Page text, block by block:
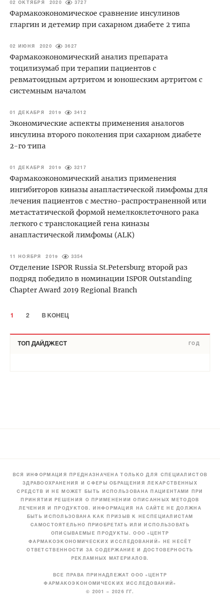
02 ОКТЯБРЯ 2020 3727
Фармакоэкономическое сравнение инсулинов
гларгин и детемир при сахарном диабете 2 типа
02 ИЮНЯ 2020 3627
Фармакоэкономический анализ препарата
тоцилизумаб при терапии пациентов с
ревматоидным артритом и юношеским артритом с
системным началом
01 ДЕКАБРЯ 2019 3412
Экономические аспекты применения аналогов
инсулина второго поколения при сахарном диабете
2-го типа
01 ДЕКАБРЯ 2019 3217
Фармакоэкономический анализ применения
ингибиторов киназы анапластической лимфомы для
лечения пациентов с местно-распространенной или
метастатической формой немелкоклеточного рака
легкого с транслокацией гена киназы
анапластической лимфомы (ALK)
11 НОЯБРЯ 2019 3354
Отделение ISPOR Russia St.Petersburg второй раз
подряд победило в номинации ISPOR Outstanding
Chapter Award 2019 Regional Branch
1 2 В КОНЕЦ
ТОП ДАЙДЖЕСТ ГОД
ВСЯ ИНФОРМАЦИЯ ПРЕДНАЗНАЧЕНА ТОЛЬКО ДЛЯ СПЕЦИАЛИСТОВ
ЗДРАВООХРАНЕНИЯ И СФЕРЫ ОБРАЩЕНИЯ ЛЕКАРСТВЕННЫХ
СРЕДСТВ И НЕ МОЖЕТ БЫТЬ ИСПОЛЬЗОВАНА ПАЦИЕНТАМИ ПРИ
ПРИНЯТИИ РЕШЕНИЯ О ПРИМЕНЕНИИ ОПИСАННЫХ МЕТОДОВ
ЛЕЧЕНИЯ И ПРОДУКТОВ. ИНФОРМАЦИЯ НА САЙТЕ НЕ ДОЛЖНА
БЫТЬ ИСПОЛЬЗОВАНА КАК ПРИЗЫВ К НЕСПЕЦИАЛИСТАМ
САМОСТОЯТЕЛЬНО ПРИОБРЕТАТЬ ИЛИ ИСПОЛЬЗОВАТЬ
ОПИСЫВАЕМЫЕ ПРОДУКТЫ. ООО «ЦЕНТР
ФАРМАКОЭКОНОМИЧЕСКИХ ИССЛЕДОВАНИЙ» НЕ НЕСЁТ
ОТВЕТСТВЕННОСТИ ЗА СОДЕРЖАНИЕ И ДОСТОВЕРНОСТЬ
РЕКЛАМНЫХ МАТЕРИАЛОВ.
ВСЕ ПРАВА ПРИНАДЛЕЖАТ ООО «ЦЕНТР
ФАРМАКОЭКОНОМИЧЕСКИХ ИССЛЕДОВАНИЙ»
© 2001 – 2026 ГГ.